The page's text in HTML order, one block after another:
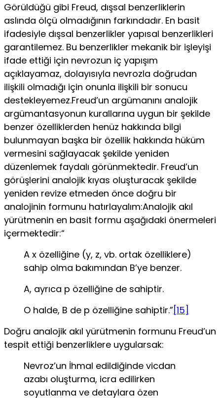
Görüldüğü gibi Freud, dışsal benzerliklerin
aslında ölçü olmadığının farkındadır. En basit
ifadesiyle dışsal benzerlikler yapısal benzerlikleri
garantilemez. Bu benzerlikler mekanik bir işleyişi
ifade ettiği için nevrozun iç yapışım
açıklayamaz, dolayısıyla nevrozla doğrudan
ilişkili olmadığı için onunla ilişkili bir sonucu
destekleyemez.Freud’un argümanını analojik
argümantasyonun kuralla­rına uygun bir şekilde
benzer özelliklerden henüz hakkında bilgi
bulunmayan başka bir özellik hakkında hüküm
vermesi­ni sağlayacak şekilde yeniden
düzenlemek faydalı görünmek­tedir. Freud’un
görüşlerini analojik kıyas oluşturacak şekilde
yeniden revize etmeden önce doğru bir
analojinin formunu hatırlayalım:Analojik akıl
yürütmenin en basit formu aşağıdaki öner­meleri
içermektedir:“
A x özelliğine (y, z, vb. ortak özelliklere)
sahip olma bakımından B’ye benzer.
A, ayrıca p özelliğine de sahiptir.
O halde, B de p özelliğine sahiptir.”[15]
Doğru analojik akıl yürütmenin formunu Freud’un
tespit ettiği benzerliklere uygularsak:
Nevroz’un İhmal edildiğinde vicdan
azabı oluşturma, icra edilir­ken
soyutlanma ve detaylara özen